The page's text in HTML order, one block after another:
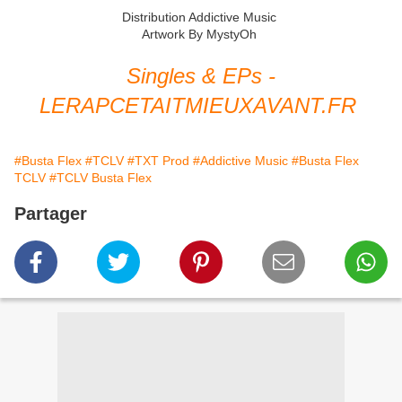
Distribution Addictive Music
Artwork By MystyOh
Singles & EPs -
LERAPCETAITMIEUXAVANT.FR
#Busta Flex #TCLV #TXT Prod #Addictive Music #Busta Flex
TCLV #TCLV Busta Flex
Partager